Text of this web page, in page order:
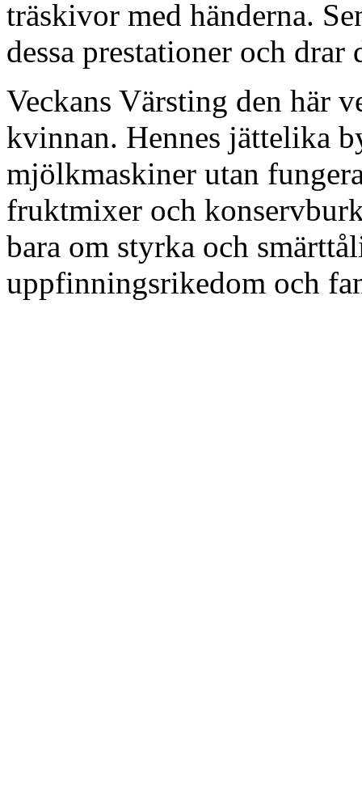
träskivor med händerna.
dessa prestationer och drar
Veckans Värsting den här
kvinnan. Hennes jättelika
mjölkmaskiner utan
fruktmixer och
bara om styrka och
uppfinningsrikedom och